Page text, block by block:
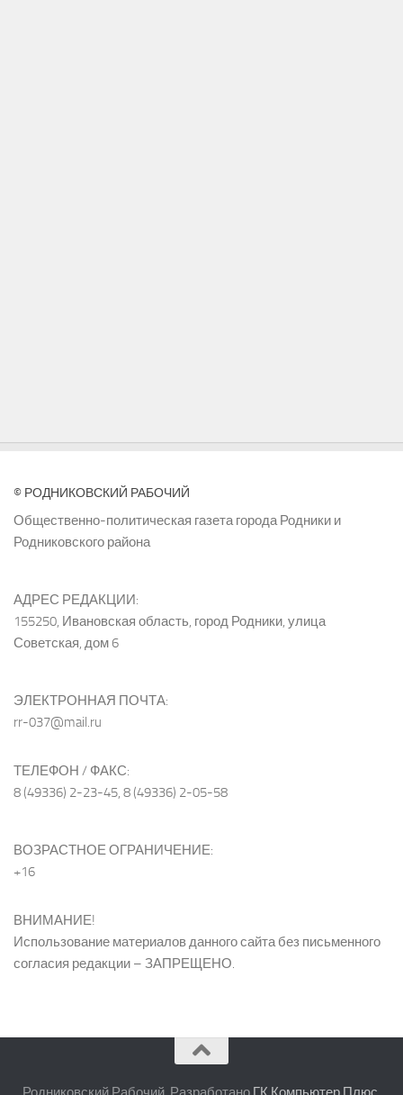
© РОДНИКОВСКИЙ РАБОЧИЙ
Общественно-политическая газета города Родники и
Родниковского района
АДРЕС РЕДАКЦИИ:
155250, Ивановская область, город Родники, улица
Советская, дом 6
ЭЛЕКТРОННАЯ ПОЧТА:
rr-037@mail.ru
ТЕЛЕФОН / ФАКС:
8 (49336) 2-23-45, 8 (49336) 2-05-58
ВОЗРАСТНОЕ ОГРАНИЧЕНИЕ:
+16
ВНИМАНИЕ!
Использование материалов данного сайта без письменного
согласия редакции – ЗАПРЕЩЕНО.